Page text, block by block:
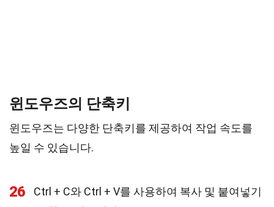
윈도우즈의 단축키
윈도우즈는 다양한 단축키를 제공하여 작업 속도를
높일 수 있습니다.
26
Ctrl + C와 Ctrl + V를 사용하여 복사 및 붙여넣기